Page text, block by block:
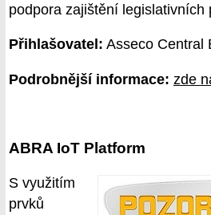
podpora zajištění legislativních
Přihlašovatel: Asseco Central
Podrobnější informace: zde
ABRA IoT Platform
S využitím
prvků